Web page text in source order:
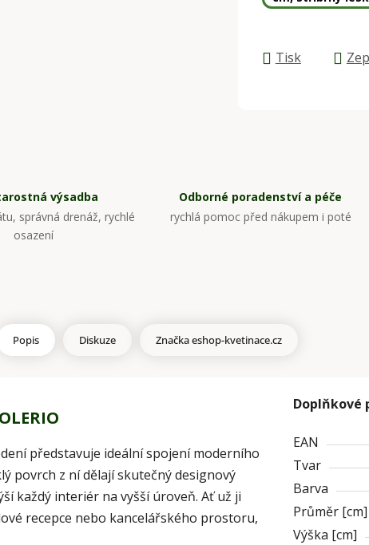
Tisk
výsadba
správná drenáž, rychlé
osazení
Odborné poradenství a péče
rychlá pomoc před nákupem i poté
Popis Diskuze Značkaeshop-kvetinace.cz
představuje ideální spojení moderního
povrch z ní dělají skutečný designový
každý interiér na vyšší úroveň. Ať už ji
recepce nebo kancelářského prostoru,
Doplňkové
EAN
Tvar
Barva
Průměr [cm]
Výška [cm]